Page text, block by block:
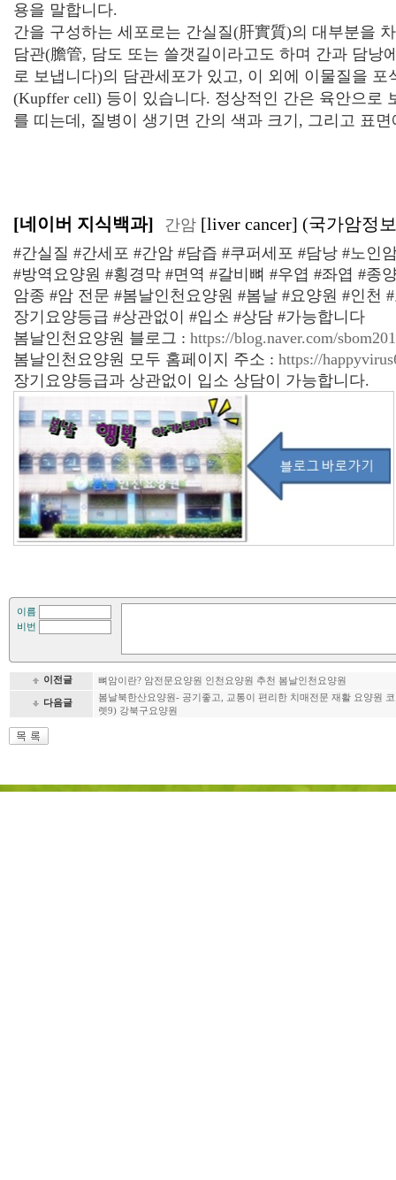
용을 말합니다.
간을 구성하는 세포로는 간실질(肝實質)의 대부분을
담관(膽管, 담도 또는 쓸갯길이라고도 하며 간과 담낭
로 보냅니다)의 담관세포가 있고, 이 외에 이물질을
(Kupffer cell) 등이 있습니다. 정상적인 간은 육안으로
를 띠는데, 질병이 생기면 간의 색과 크기, 그리고 표
[네이버 지식백과] 간암 [liver cancer] (국가암정
#간실질 #간세포 #간암 #담즙 #쿠퍼세포 #담낭 #노인
#방역요양원 #횡경막 #면역 #갈비뼈 #우엽 #좌엽 #종
암종 #암 전문 #봄날인천요양원 #봄날 #요양원 #인천 #
장기요양등급 #상관없이 #입소 #상담 #가능합니다
봄날인천요양원 블로그 : https://blog.naver.com/
봄날인천요양원 모두 홈페이지 주소 : https://
장기요양등급과 상관없이 입소 상담이 가능합니다.
이름
비번
이전글 뼈암이란? 암전문요양원 인천요양원 추천 봄날인천요양원
다음글
봄날북한산요양원- 공기좋고, 교통이 편리한 치매전문 재활 요양원
렛9) 강북구요양원